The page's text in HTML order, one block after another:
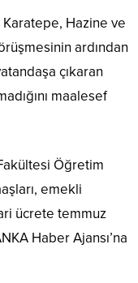
Karatepe, Hazine ve
ardından
çıkaran
maalesef
Öğretim
emekli
ücrete temmuz
Haber Ajansı’na